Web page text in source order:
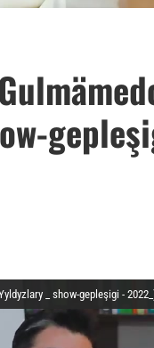
_ show-gepleşigi -